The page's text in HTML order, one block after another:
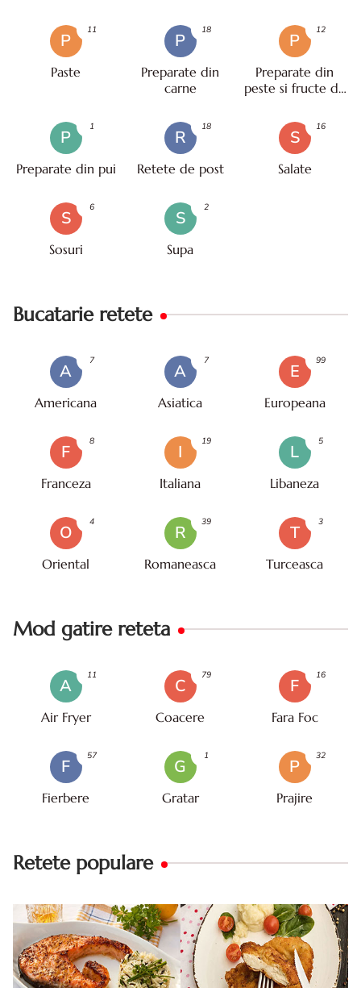
P
Paste
11
P
Preparate din
carne
18
P
Preparate din
peste si fructe de
12
P
Preparate din pui
1
R
Retete de post
18
S
Salate
16
S
Sosuri
6
S
Supa
2
Bucatarie retete
A
Americana
7
A
Asiatica
7
E
Europeana
99
F
Franceza
8
I
Italiana
19
L
Libaneza
5
O
Oriental
4
R
Romaneasca
39
T
Turceasca
3
Mod gatire reteta
A
Air Fryer
11
C
Coacere
79
F
Fara Foc
16
F
Fierbere
57
G
Gratar
1
P
Prajire
32
Retete populare